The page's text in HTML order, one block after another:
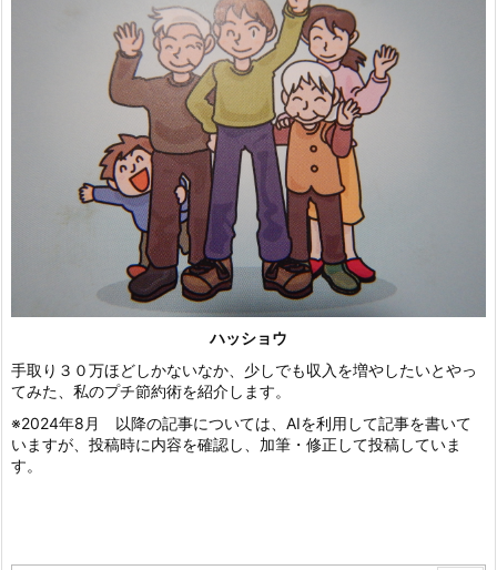
ハッショウ
手取り３０万ほどしかないなか、少しでも収入を増やしたいとやっ
てみた、私のプチ節約術を紹介します。
※2024年8月 以降の記事については、AIを利用して記事を書いて
いますが、投稿時に内容を確認し、加筆・修正して投稿していま
す。